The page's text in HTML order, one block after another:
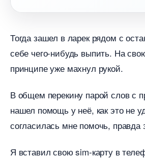
Тогда зашел в ларек рядом с
себе чего-нибудь выпить. На
принципе уже махнул рукой.
общем перекину парой слов с
нашел помощь у неё, как это не
согласилась мне помочь, правда
Я вставил свою sim-карту в